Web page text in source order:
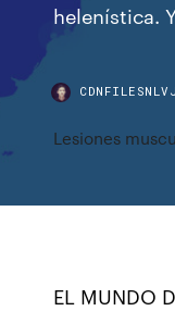
helenística.
Lesiones
EL MUNDO